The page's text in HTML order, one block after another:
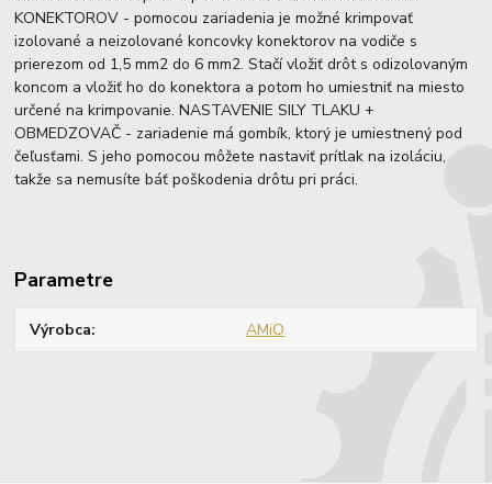
KONEKTOROV - pomocou zariadenia je možné krimpovať
izolované a neizolované koncovky konektorov na vodiče s
prierezom od 1,5 mm2 do 6 mm2. Stačí vložiť drôt s odizolovaným
koncom a vložiť ho do konektora a potom ho umiestniť na miesto
určené na krimpovanie. NASTAVENIE SILY TLAKU +
OBMEDZOVAČ - zariadenie má gombík, ktorý je umiestnený pod
čeľusťami. S jeho pomocou môžete nastaviť prítlak na izoláciu,
takže sa nemusíte báť poškodenia drôtu pri práci.
Parametre
Výrobca AMiO